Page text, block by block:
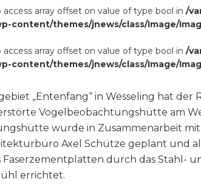
access array offset on value of type bool in /
content/themes/jnews/class/Image/
access array offset on value of type bool in /
content/themes/jnews/class/Image/
„Entenfang“ in Wesseling hat der
Vogelbeobachtungshütte am
wurde in Zusammenarbeit
Axel Schütze geplant und
Faserzementplatten durch das Stahl-
errichtet.